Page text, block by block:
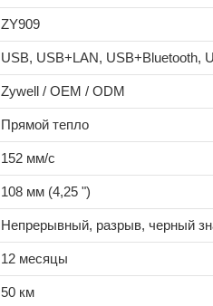
ZY909
USB, USB+LAN, USB+Bluetooth,
Zywell / OEM / ODM
Прямой тепло
152 мм/с
108 мм (4,25 ")
Непрерывный, разрыв, черный
12 месяцы
50 км